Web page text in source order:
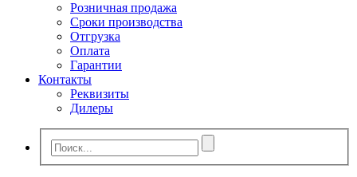
Розничная продажа
Сроки производства
Отгрузка
Оплата
Гарантии
Контакты
Реквизиты
Дилеры